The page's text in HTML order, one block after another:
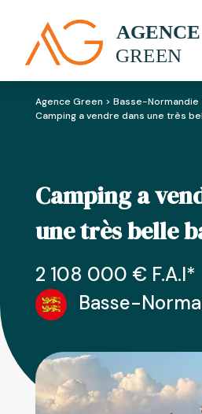
Agence Green > Basse-Normandie
Camping a vendre dans une très
Camping a
une très belle
2 108 000 € F.A.I*
Basse-